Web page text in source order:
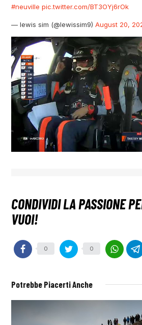
#neuville pic.twitter.com/BT3OYj6rOk
— lewis sim (@lewissim9)August 20,
0 0
Potrebbe Piacerti Anche